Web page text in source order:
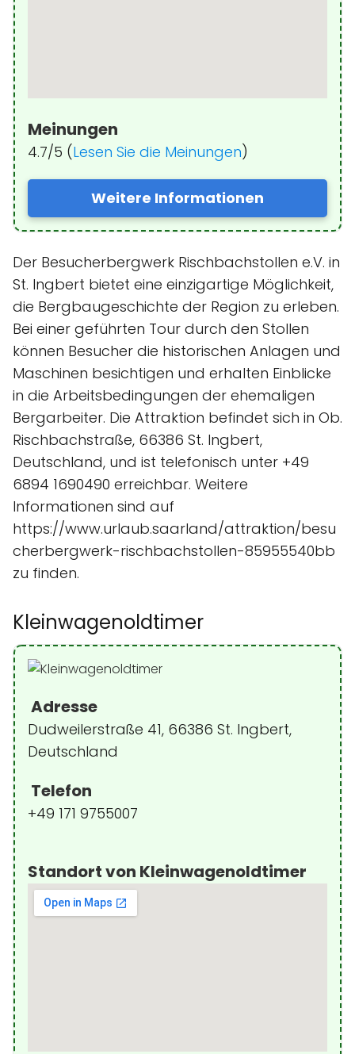
Meinungen
4.7/5 (Lesen Sie die Meinungen)
Weitere Informationen
Der Besucherbergwerk Rischbachstollen e.V. in
St. Ingbert bietet eine einzigartige Möglichkeit,
die Bergbaugeschichte der Region zu erleben.
Bei einer geführten Tour durch den Stollen
können Besucher die historischen Anlagen und
Maschinen besichtigen und erhalten Einblicke
in die Arbeitsbedingungen der ehemaligen
Bergarbeiter. Die Attraktion befindet sich in Ob.
Rischbachstraße, 66386 St. Ingbert,
Deutschland, und ist telefonisch unter +49
6894 1690490 erreichbar. Weitere
Informationen sind auf
https://www.urlaub.saarland/attraktion/besu
cherbergwerk-rischbachstollen-85955540bb
zu finden.
Kleinwagenoldtimer
Adresse
Dudweilerstraße 41, 66386 St. Ingbert,
Deutschland
Telefon
+49 171 9755007
Standort von Kleinwagenoldtimer